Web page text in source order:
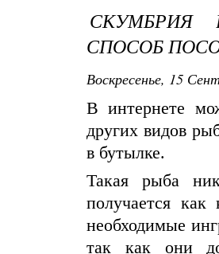
СКУМБРИЯ
СПОСОБ
Воскресенье, 15
В интернете
других видов
в бутылке.
Такая рыба
получается
необходимые
так как они